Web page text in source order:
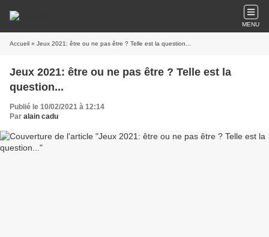
MENU
Accueil » Jeux 2021: être ou ne pas être ? Telle est la question...
Jeux 2021: être ou ne pas être ? Telle est la
question...
Publié le 10/02/2021 à 12:14
Par alain cadu